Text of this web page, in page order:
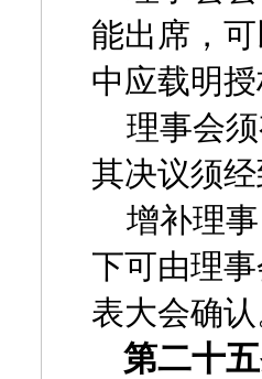
能出席，
中应载明
理事会
其决议须
增补理
下可由理
表大会确
第二十